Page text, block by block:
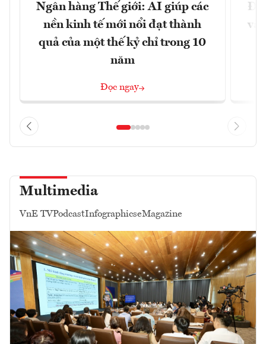
Ngân hàng Thế giới: AI giúp các
nền kinh tế mới nổi đạt thành
quả của một thế kỷ chỉ trong 10
năm
Đọc ngay
Multimedia
VnE TVPodcastInfographicseMagazine